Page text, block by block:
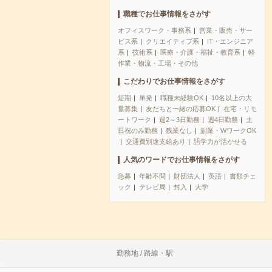
職種でお仕事情報をさがす
オフィスワーク・事務系
営業・販売・サー
ビス系
クリエイティブ系
IT・エンジニア
系
技術系 医療・介護・福祉・教育系
軽
作業・物流・工場・その他
こだわりでお仕事情報をさがす
短期 単発 職種未経験OK
10名以上の大
量募集
友だちと一緒の応募OK
在宅・リモ
ートワーク
週2～3日勤務 週4日勤務
土
日祝のみ勤務
残業なし
副業・WワークOK
交通費別途支給あり
語学力が活かせる
人気のワードでお仕事情報をさがす
急募 年齢不問 財団法人 英語
書類チェ
ック
テレビ局 封入 大学
勤務地 / 路線・駅